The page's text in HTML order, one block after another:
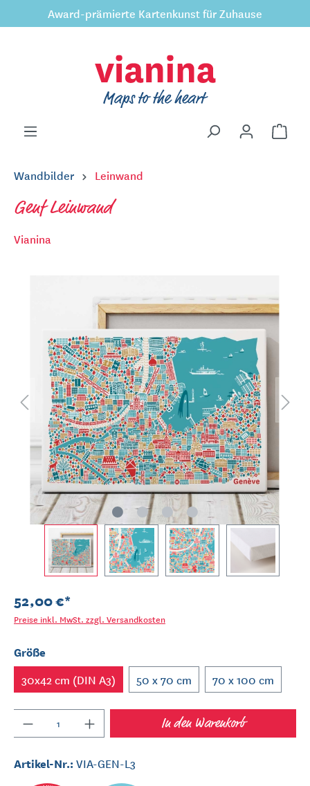
springen
Award-prämierte Kartenkunst für Zuhause
Wandbilder Leinwand
Genf Leinwand
Vianina
52,00 €*
Preise inkl. MwSt. zzgl. Versandkosten
Größe
30x42 cm (DIN A3) 50 x 70 cm 70 x 100 cm
In den Warenkorb
Artikel-Nr.:VIA-GEN-L3